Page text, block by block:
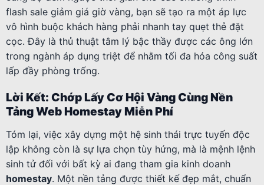
flash sale giảm giá giờ vàng, bạn sẽ tạo ra một áp lực
vô hình buộc khách hàng phải nhanh tay quẹt thẻ đặt
cọc. Đây là thủ thuật tâm lý bậc thầy được các ông lớn
trong ngành áp dụng triệt để nhằm tối đa hóa công suất
lấp đầy phòng trống.
Lời Kết: Chớp Lấy Cơ Hội Vàng Cùng Nền
Tảng Web Homestay Miễn Phí
Tóm lại, việc xây dựng một hệ sinh thái trực tuyến độc
lập không còn là sự lựa chọn tùy hứng, mà là mệnh lệnh
sinh tử đối với bất kỳ ai đang tham gia kinh doanh
homestay. Một nền tảng được thiết kế đẹp mắt, chuẩn